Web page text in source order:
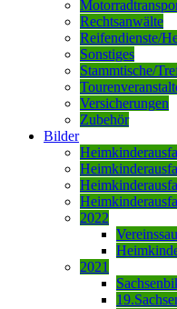
Rechtsanwälte
Reifendienste/
Sonstiges
Stammtische/
Versicherungen
Zubehör
Bilder
2022
2021